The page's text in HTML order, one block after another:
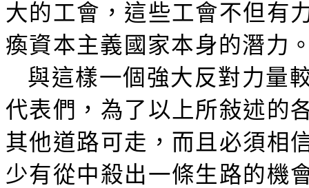
大的工會，這些工會不但有
瘓資本主義國家本身的潛力
與這樣一個強大反對力量
代表們，為了以上所敍述的
其他道路可走，而且必須相
少有從中殺出一條生路的機